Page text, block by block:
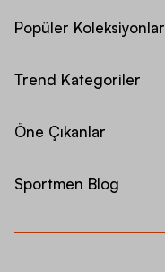
Popüler Koleksiyonlar
Trend Kategoriler
Öne Çıkanlar
Sportmen Blog